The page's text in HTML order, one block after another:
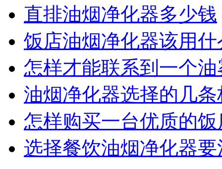
直排油烟净化器多少钱
饭店油烟净化器该用什
怎样才能联系到一个
油烟净化器选择的几条
怎样购买一台优质的
选择餐饮油烟净化器